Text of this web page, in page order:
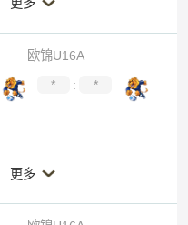
更多
欧锦U16A
* :
*
更多